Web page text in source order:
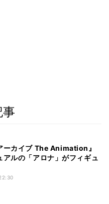
ーカイブ The Animation』
アルの「アロナ」がフィギュ